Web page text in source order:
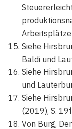
Siehe
Baldi und
Siehe
und
Siehe
(2019), S.
Von Burg,